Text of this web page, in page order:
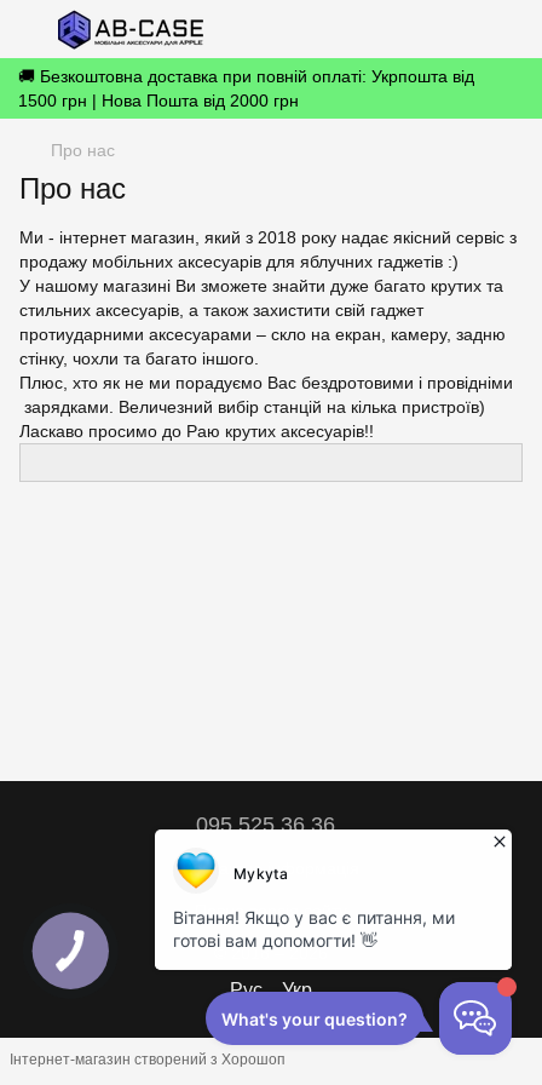
🚚 Безкоштовна доставка при повній оплаті: Укрпошта від
1500 грн | Нова Пошта від 2000 грн
Про нас
Про нас
Ми - інтернет магазин, який з 2018 року надає якісний сервіс з
продажу мобільних аксесуарів для яблучних гаджетів :)
У нашому магазині Ви зможете знайти дуже багато крутих та
стильних аксесуарів, а також захистити свій гаджет
протиударними аксесуарами – скло на екран, камеру, задню
стінку, чохли та багато іншого.
Плюс, хто як не ми порадуємо Вас бездротовими і провідніми
зарядками. Величезний вибір станцій на кілька пристроїв)
Ласкаво просимо до Раю крутих аксесуарів!!
095 525 36 36
Контактна інформація
Повна версія сайту
© 2018 – 2026
Рус Укр
Інтернет-магазин створений з Хорошоп